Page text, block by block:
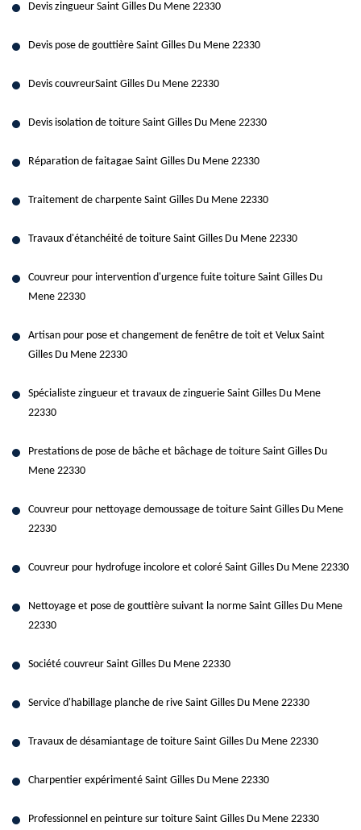
Devis zingueur Saint Gilles Du Mene 22330
Devis pose de gouttière Saint Gilles Du Mene 22330
Devis couvreurSaint Gilles Du Mene 22330
Devis isolation de toiture Saint Gilles Du Mene 22330
Réparation de faitagae Saint Gilles Du Mene 22330
Traitement de charpente Saint Gilles Du Mene 22330
Travaux d'étanchéité de toiture Saint Gilles Du Mene 22330
Couvreur pour intervention d'urgence fuite toiture Saint Gilles Du
Mene 22330
Artisan pour pose et changement de fenêtre de toit et Velux Saint
Gilles Du Mene 22330
Spécialiste zingueur et travaux de zinguerie Saint Gilles Du Mene
22330
Prestations de pose de bâche et bâchage de toiture Saint Gilles Du
Mene 22330
Couvreur pour nettoyage demoussage de toiture Saint Gilles Du Mene
22330
Couvreur pour hydrofuge incolore et coloré Saint Gilles Du Mene 22330
Nettoyage et pose de gouttière suivant la norme Saint Gilles Du Mene
22330
Société couvreur Saint Gilles Du Mene 22330
Service d'habillage planche de rive Saint Gilles Du Mene 22330
Travaux de désamiantage de toiture Saint Gilles Du Mene 22330
Charpentier expérimenté Saint Gilles Du Mene 22330
Professionnel en peinture sur toiture Saint Gilles Du Mene 22330